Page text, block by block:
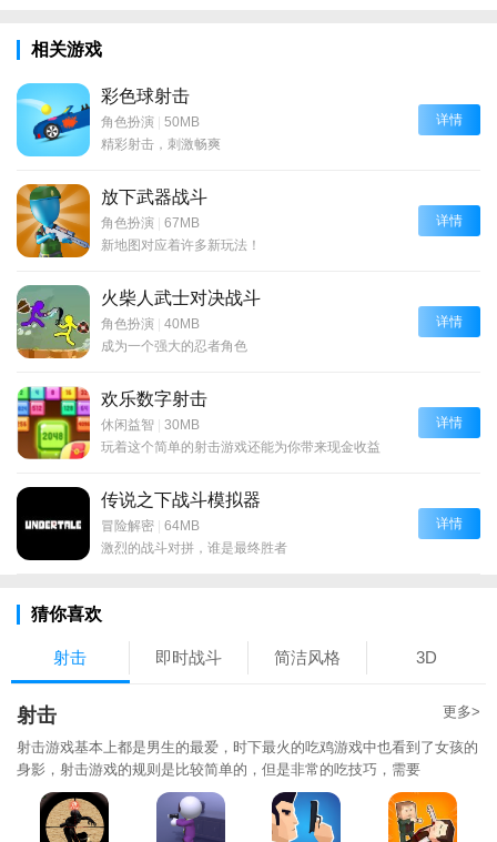
相关游戏
彩色球射击
角色扮演 | 50MB
精彩射击，刺激畅爽
详情
放下武器战斗
角色扮演 | 67MB
新地图对应着许多新玩法！
详情
火柴人武士对决战斗
角色扮演 | 40MB
成为一个强大的忍者角色
详情
欢乐数字射击
休闲益智 | 30MB
玩着这个简单的射击游戏还能为你带来现金收益
详情
传说之下战斗模拟器
冒险解密 | 64MB
激烈的战斗对拼，谁是最终胜者
详情
猜你喜欢
射击 即时战斗 简洁风格 3D
射击 更多>
射击游戏基本上都是男生的最爱，时下最火的吃鸡游戏中也看到了女孩的
身影，射击游戏的规则是比较简单的，但是非常的吃技巧，需要